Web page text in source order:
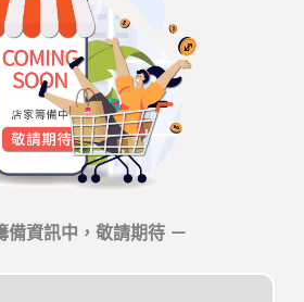
備資訊中，敬請期待 －